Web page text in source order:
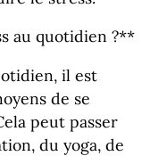
au quotidien ?**
il est
de se
peut passer
du yoga, de